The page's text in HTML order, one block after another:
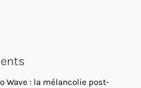
Wave : la mélancolie post-